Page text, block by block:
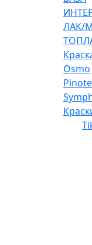
ЛАК/
Osmo